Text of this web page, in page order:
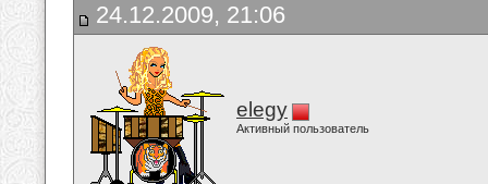
24.12.2009, 21:06
elegy
Активный пользователь